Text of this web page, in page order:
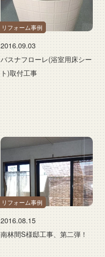
リフォーム事例
2016.09.03
バスナフローレ(浴室用床シー
ト)取付工事
リフォーム事例
2016.08.15
南林間S様邸工事、第二弾！